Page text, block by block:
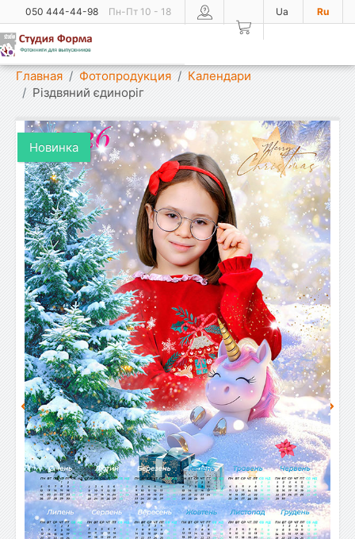
Ua Ru
050 444-44-98 Пн-Пт 10 - 18
Показать меню
Главная Фотопродукция
Календари
Різдвяний єдиноріг
Новинка